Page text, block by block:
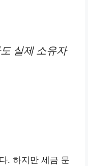
실제 소유자
. 하지만 세금 문